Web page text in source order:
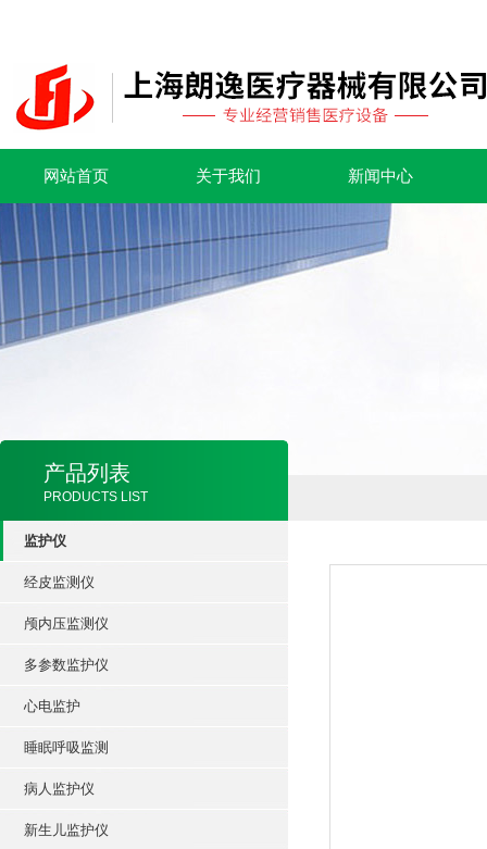
网站首页 关于我们 新闻中心
产品列表
PRODUCTS LIST
监护仪
经皮监测仪
颅内压监测仪
多参数监护仪
心电监护
睡眠呼吸监测
病人监护仪
新生儿监护仪